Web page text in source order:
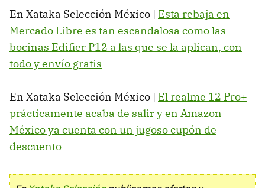
En Xataka Selección México | Esta rebaja en
Mercado Libre es tan escandalosa como las
bocinas Edifier P12 a las que se la aplican, con
todo y envío gratis
En Xataka Selección México | El realme 12 Pro+
prácticamente acaba de salir y en Amazon
México ya cuenta con un jugoso cupón de
descuento